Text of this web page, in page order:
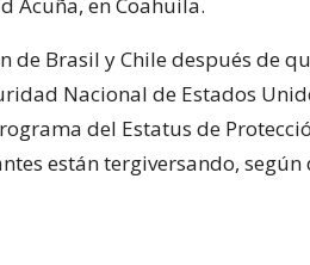
de Brasil y Chile después de
Nacional de Estados
del Estatus de
están tergiversando,